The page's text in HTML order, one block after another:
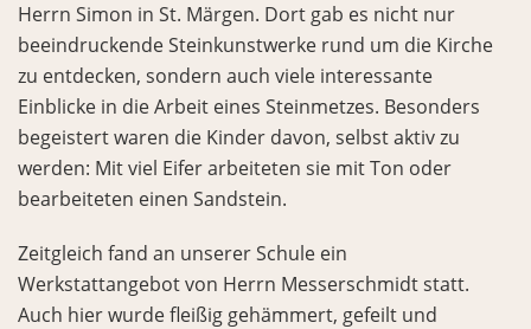
Herrn Simon in St. Märgen. Dort gab es nicht nur
beeindruckende Steinkunstwerke rund um die Kirche
zu entdecken, sondern auch viele interessante
Einblicke in die Arbeit eines Steinmetzes. Besonders
begeistert waren die Kinder davon, selbst aktiv zu
werden: Mit viel Eifer arbeiteten sie mit Ton oder
bearbeiteten einen Sandstein.
Zeitgleich fand an unserer Schule ein
Werkstattangebot von Herrn Messerschmidt statt.
Auch hier wurde fleißig gehämmert, gefeilt und